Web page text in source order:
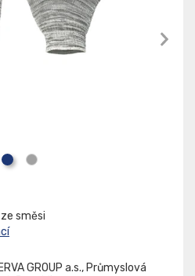
směsi
GROUP a.s., Průmyslová